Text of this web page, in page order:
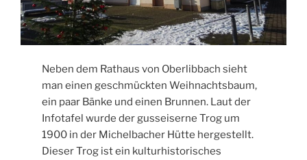
Neben dem Rathaus von Oberlibbach sieht
man einen geschmückten Weihnachtsbaum,
ein paar Bänke und einen Brunnen. Laut der
Infotafel wurde der gusseiserne Trog um
1900 in der Michelbacher Hütte hergestellt.
Dieser Trog ist ein kulturhistorisches